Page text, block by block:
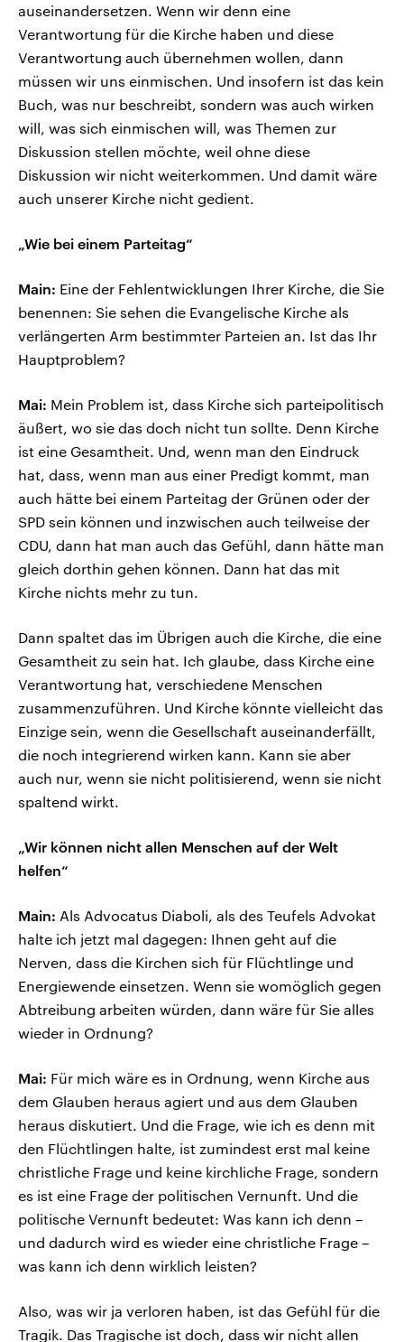
auseinandersetzen. Wenn wir denn eine
Verantwortung für die Kirche haben und diese
Verantwortung auch übernehmen wollen, dann
müssen wir uns einmischen. Und insofern ist das kein
Buch, was nur beschreibt, sondern was auch wirken
will, was sich einmischen will, was Themen zur
Diskussion stellen möchte, weil ohne diese
Diskussion wir nicht weiterkommen. Und damit wäre
auch unserer Kirche nicht gedient.
„Wie bei einem Parteitag“
Main: Eine der Fehlentwicklungen Ihrer Kirche, die Sie
benennen: Sie sehen die Evangelische Kirche als
verlängerten Arm bestimmter Parteien an. Ist das Ihr
Hauptproblem?
Mai: Mein Problem ist, dass Kirche sich parteipolitisch
äußert, wo sie das doch nicht tun sollte. Denn Kirche
ist eine Gesamtheit. Und, wenn man den Eindruck
hat, dass, wenn man aus einer Predigt kommt, man
auch hätte bei einem Parteitag der Grünen oder der
SPD sein können und inzwischen auch teilweise der
CDU, dann hat man auch das Gefühl, dann hätte man
gleich dorthin gehen können. Dann hat das mit
Kirche nichts mehr zu tun.
Dann spaltet das im Übrigen auch die Kirche, die eine
Gesamtheit zu sein hat. Ich glaube, dass Kirche eine
Verantwortung hat, verschiedene Menschen
zusammenzuführen. Und Kirche könnte vielleicht das
Einzige sein, wenn die Gesellschaft auseinanderfällt,
die noch integrierend wirken kann. Kann sie aber
auch nur, wenn sie nicht politisierend, wenn sie nicht
spaltend wirkt.
„Wir können nicht allen Menschen auf der Welt
helfen“
Main: Als Advocatus Diaboli, als des Teufels Advokat
halte ich jetzt mal dagegen: Ihnen geht auf die
Nerven, dass die Kirchen sich für Flüchtlinge und
Energiewende einsetzen. Wenn sie womöglich gegen
Abtreibung arbeiten würden, dann wäre für Sie alles
wieder in Ordnung?
Mai: Für mich wäre es in Ordnung, wenn Kirche aus
dem Glauben heraus agiert und aus dem Glauben
heraus diskutiert. Und die Frage, wie ich es denn mit
den Flüchtlingen halte, ist zumindest erst mal keine
christliche Frage und keine kirchliche Frage, sondern
es ist eine Frage der politischen Vernunft. Und die
politische Vernunft bedeutet: Was kann ich denn –
und dadurch wird es wieder eine christliche Frage –
was kann ich denn wirklich leisten?
Also, was wir ja verloren haben, ist das Gefühl für die
Tragik. Das Tragische ist doch, dass wir nicht allen